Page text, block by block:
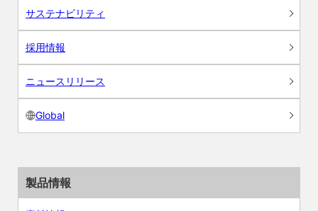
サステナビリティ
採用情報
ニュースリリース
Global
製品情報